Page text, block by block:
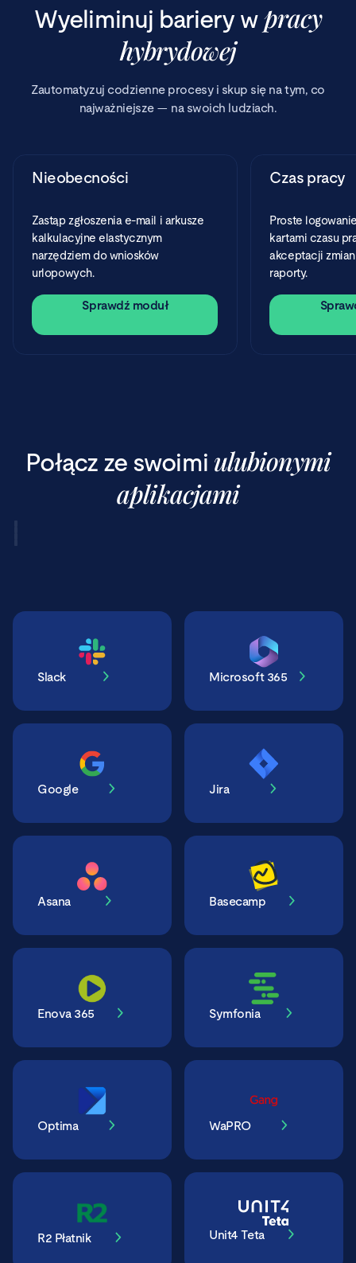
Wyeliminuj bariery wpracy
hybrydowej
Zautomatyzuj codzienne procesy i skup się na tym, co
najważniejsze — na swoich ludziach.
Nieobecności
Zastąp zgłoszenia e-mail i arkusze
kalkulacyjne elastycznym
narzędziem do wniosków
urlopowych.
Sprawdź moduł
Czas pracy
Proste
kartami czasu
akceptacji
raporty.
Połącz ze swoimi ulubionymi
aplikacjami
Slack Microsoft 365
Google Jira
Asana Basecamp
Enova 365 Symfonia
Optima WaPRO
R2 Płatnik Unit4 Teta